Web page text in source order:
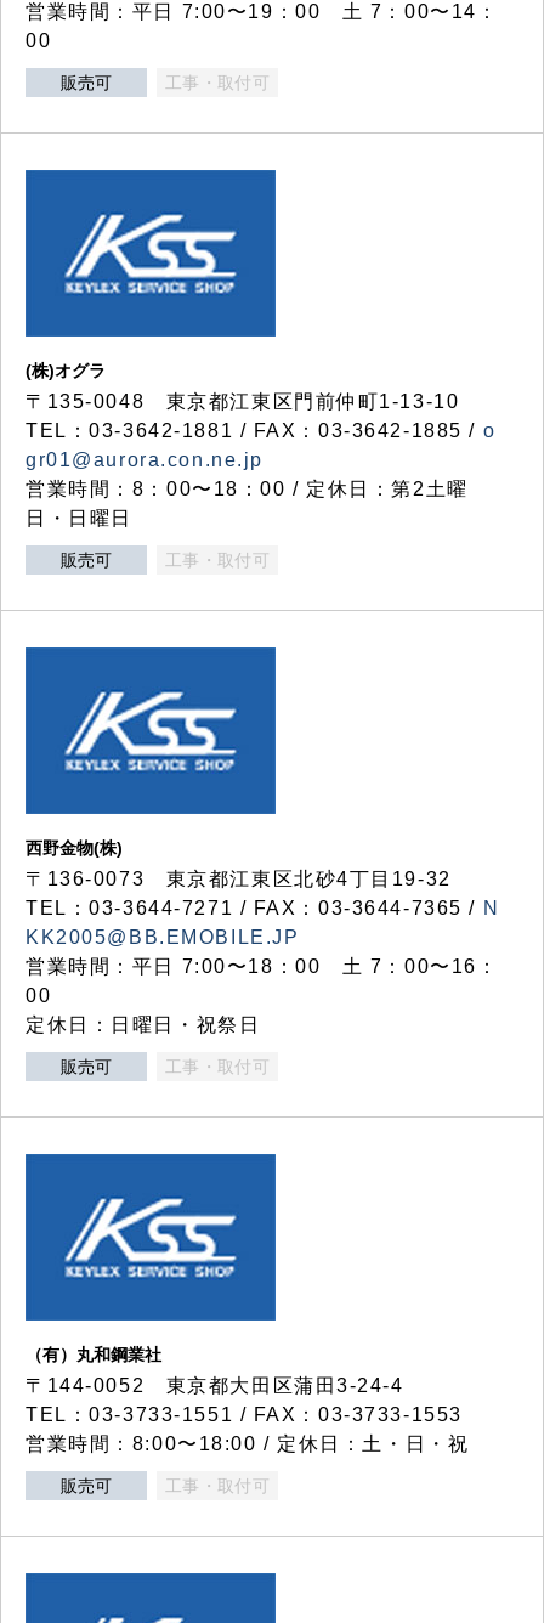
営業時間：平日 7:00〜19：00 土 7：00〜14：
00
販売可 工事・取付可
(株)オグラ
〒135-0048 東京都江東区門前仲町1-13-10
TEL：03-3642-1881 / FAX：03-3642-1885 / o
gr01@aurora.con.ne.jp
営業時間：8：00〜18：00 / 定休日：第2土曜
日・日曜日
販売可 工事・取付可
西野金物(株)
〒136-0073 東京都江東区北砂4丁目19-32
TEL：03‐3644‐7271 / FAX：03-3644-7365 / N
KK2005@BB.EMOBILE.JP
営業時間：平日 7:00〜18：00 土 7：00〜16：
00
定休日：日曜日・祝祭日
販売可 工事・取付可
（有）丸和鋼業社
〒144-0052 東京都大田区蒲田3-24-4
TEL：03-3733-1551 / FAX：03-3733-1553
営業時間：8:00〜18:00 / 定休日：土・日・祝
販売可 工事・取付可